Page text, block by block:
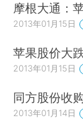
摩根大通：
2013年01月15日
苹果股价大
2013年01月15日
同方股份收
2013年01月14日